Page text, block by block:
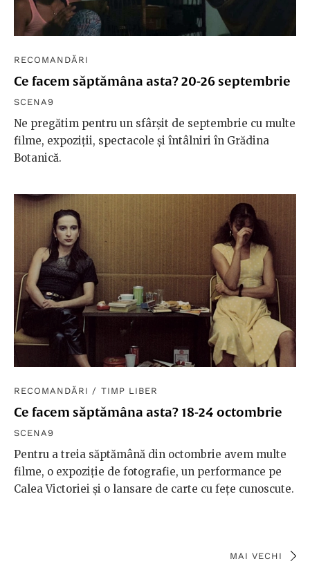
RECOMANDĂRI
Ce facem săptămâna asta? 20-26 septembrie
SCENA9
Ne pregătim pentru un sfârșit de septembrie cu multe
filme, expoziții, spectacole și întâlniri în Grădina
Botanică.
RECOMANDĂRI / TIMP LIBER
Ce facem săptămâna asta? 18-24 octombrie
SCENA9
Pentru a treia săptămână din octombrie avem multe
filme, o expoziție de fotografie, un performance pe
Calea Victoriei și o lansare de carte cu fețe cunoscute.
MAI VECHI